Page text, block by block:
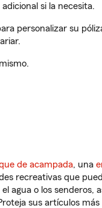
si la necesita.
personalizar su
de acampada, una
recreativas que
agua o los
sus artículos